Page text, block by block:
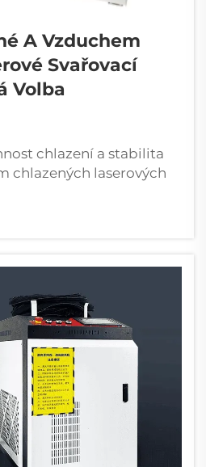
A Vzduchem
Svařovací
Volba
chlazení a stabilita
chlazených laserových
chlazených
chlazení umožňuje
výkonu. Vodou
odvádět teplo...